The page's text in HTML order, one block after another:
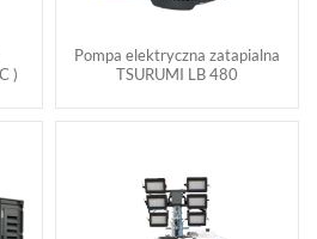
)
Pompa elektryczna zatapialna
TSURUMI LB 480